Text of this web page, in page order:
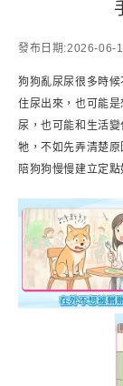
發布日期:2026-06-
狗狗亂尿尿很多時
住尿出來，也可能
尿，也可能和生活
牠，不如先弄清楚
陪狗狗慢慢建立定點